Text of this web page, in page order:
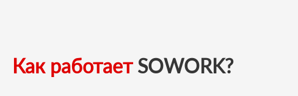
Как работаетSOWORK?